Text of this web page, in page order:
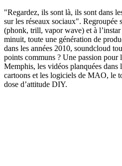
"Regardez, ils sont là, ils sont dans
sur les réseaux sociaux". Regroupée
(phonk, trill, vapor wave) et à l’instar
minuit, toute une génération de
dans les années 2010, soundcloud
points communs ? Une passion pour
Memphis, les vidéos planquées dans
cartoons et les logiciels de MAO, le
dose d’attitude DIY.